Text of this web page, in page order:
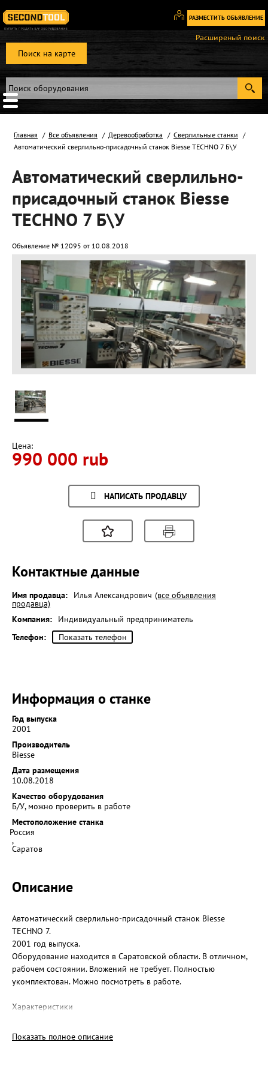
РАЗМЕСТИТЬ ОБЬЯВЛЕНИЕ
Вход
Регистрация
Поиск на карте
Расширеный поиск
Главная Все объявления Деревообработка
Сверлильные станки
Автоматический сверлильно-присадочный станок Biesse TECHNO 7 Б\У
Автоматический сверлильно-
присадочный станок Biesse
TECHNO 7 Б\У
Объявление № 12095 от 10.08.2018
Цена:
990 000 rub
НАПИСАТЬ ПРОДАВЦУ
Контактные данные
Имя продавца: Илья Александрович (все объявления
продавца)
Компания:
Индивидуальный предприниматель
Телефон:
Показать телефон
Информация о станке
Год выпуска
2001
Производитель
Biesse
Дата размещения
10.08.2018
Качество оборудования
Б/У, можно проверить в работе
Местоположение станка
Россия
,
Саратов
Описание
Автоматический сверлильно-присадочный станок Biesse
TECHNO 7.
2001 год выпуска.
Оборудование находится в Саратовской области. В отличном,
рабочем состоянии. Вложений не требует. Полностью
укомплектован. Можно посмотреть в работе.
Характеристики
Рабочая зона по оси Х, мм Мин. 250 макс. 3200
Рабочая зона по Y, мм Мин 100 макс 1200
Показать полное описание